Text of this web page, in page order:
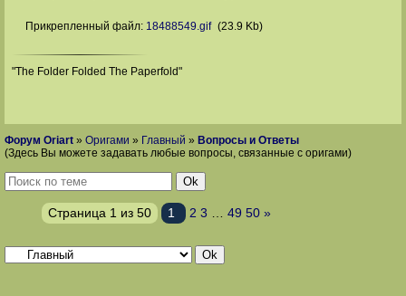
Прикрепленный файл: 18488549.gif (23.9 Kb)
"The Folder Folded The Paperfold"
Форум Oriart » Оригами » Главный » Вопросы и Ответы
(Здесь Вы можете задавать любые вопросы, связанные с оригами)
Страница 1из 50 1 2 3 … 49 50 »